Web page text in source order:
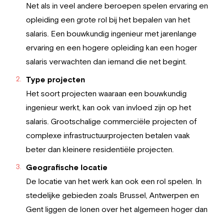
Net als in veel andere beroepen spelen ervaring en
opleiding een grote rol bij het bepalen van het
salaris. Een bouwkundig ingenieur met jarenlange
ervaring en een hogere opleiding kan een hoger
salaris verwachten dan iemand die net begint.
Type projecten
Het soort projecten waaraan een bouwkundig
ingenieur werkt, kan ook van invloed zijn op het
salaris. Grootschalige commerciële projecten of
complexe infrastructuurprojecten betalen vaak
beter dan kleinere residentiële projecten.
Geografische locatie
De locatie van het werk kan ook een rol spelen. In
stedelijke gebieden zoals Brussel, Antwerpen en
Gent liggen de lonen over het algemeen hoger dan